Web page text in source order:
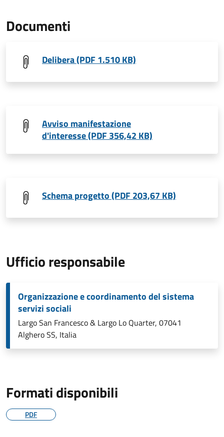
Documenti
Delibera (PDF 1.510 KB)
Avviso manifestazione
d'interesse (PDF 356,42 KB)
Schema progetto (PDF 203,67 KB)
Ufficio responsabile
Organizzazione e coordinamento del sistema
servizi sociali
Largo San Francesco & Largo Lo Quarter, 07041
Alghero SS, Italia
Formati disponibili
PDF